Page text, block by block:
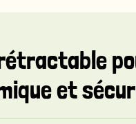
et